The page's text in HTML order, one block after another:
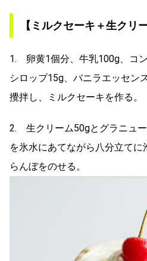
【ミルクセーキ＋生クリ
1. 卵黄1個分、牛乳100g、コ
シロップ15g、バニラエッセン
攪拌し、ミルクセーキを作る。
2. 生クリーム50gとグラニュ
を氷水にあてながら八分立てに
らんぼをのせる。